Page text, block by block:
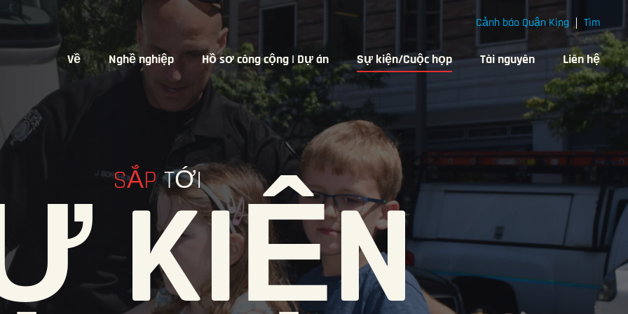
Về Nghề nghiệp Hồ sơ công cộng | Dự án Sự kiện/Cuộc họp Tài nguyên Liên hệ
Cảnh báo Quận King Tìm
SẮPTỚI
KIỆN